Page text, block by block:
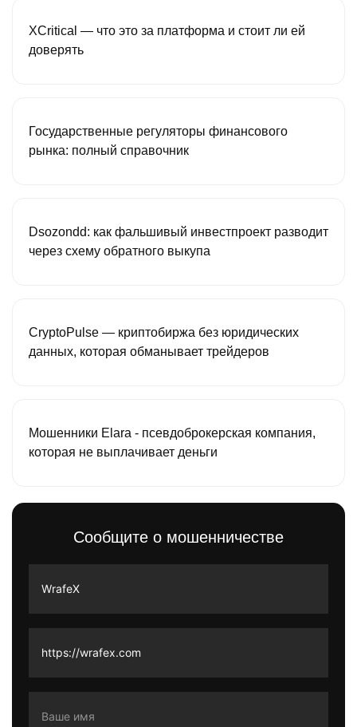
XCritical — что это за платформа и стоит ли ей
доверять
Государственные регуляторы финансового
рынка: полный справочник
Dsozondd: как фальшивый инвестпроект разводит
через схему обратного выкупа
CryptoPulse — криптобиржа без юридических
данных, которая обманывает трейдеров
Мошенники Elara - псевдоброкерская компания,
которая не выплачивает деньги
Сообщите о мошенничестве